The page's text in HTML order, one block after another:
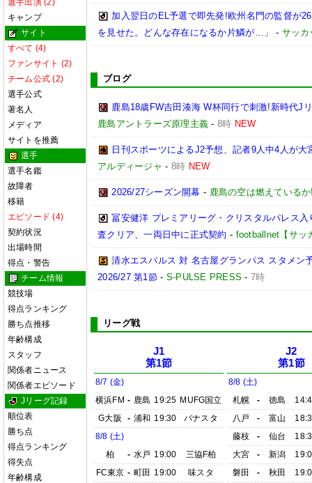
選手出演 (2)
キャンプ
サイト
すべて (4)
ファンサイト (2)
チーム公式 (2)
選手公式
著名人
メディア
サイトを推薦
選手
選手名鑑
故障者
移籍
エピソード (4)
契約状況
出場時間
得点・警告
チーム情報
競技場
得点ランキング
勝ち点推移
年齢構成
スタッフ
関係者ニュース
関係者エピソード
Jリーグ記録
順位表
勝ち点
得点ランキング
得失点
年齢構成
加入翌日のEL予選で即先発!欧州名門の監督が
を見せた。どんな存在になるか片鱗が…」
- サッカ
ブログ
鹿島18歳FW吉田湊海 W杯同行で刺激!新時代J
鹿島アントラーズ原理主義 -8時 NEW
日刊スポーツによるJ2予想、記者9人中4人が大
アルディージャ - 8時 NEW
2026/27シーズン開幕 - 鹿島の空は燃えている
冨安健洋 プレミアリーグ・クリスタルパレス
査クリア、一両日中に正式契約 - footballnet【サッ
清水エスパルス 対 名古屋グランパス スタメン
2026/27 第1節 - S-PULSE PRESS -7時
リーグ戦
J1
第1節
8/7 (金)
横浜FM - 鹿島 19:25 MUFG国立
G大阪
- 浦和 19:30
パナスタ
8/8 (土)
柏
- 水戸 19:00
三協F柏
FC東京 - 町田 19:00
味スタ
J2
第1節
8/8 (土)
札幌
- 徳島
八戸
- 富山
藤枝
- 仙台
大宮
- 新潟
磐田
- 秋田